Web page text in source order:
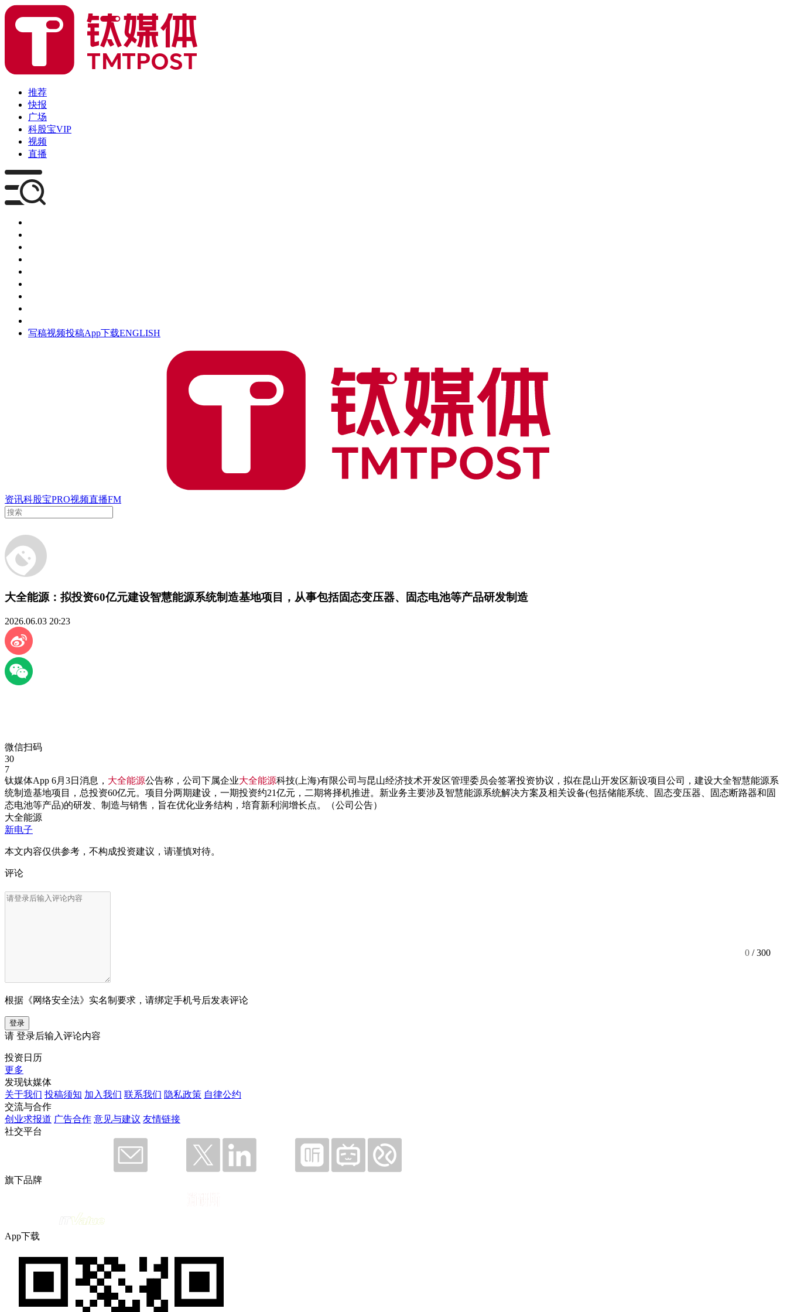
推荐
快报
广场
科股宝VIP
视频
直播
写稿视频投稿App下载ENGLISH
资讯科股宝PRO视频直播FM
大全能源：拟投资60亿元建设智慧能源系统制造基地项目，从事包括固态变压器、固态电池等产品研发制造
2026.06.03 20:23
微信扫码
30
7
钛媒体App 6月3日消息， 大全能源公告称，公司下属企业大全能源科技(上海)有限公司与昆山经济技术开发区管理委员会签署投资协议，拟在昆山开发区新设项目公司，建设大全智慧能源系
统制造基地项目，总投资60亿元。项目分两期建设，一期投资约21亿元，二期将择机推进。新业务主要涉及智慧能源系统解决方案及相关设备(包括储能系统、固态变压器、固态断路器和固
态电池等产品)的研发、制造与销售，旨在优化业务结构，培育新利润增长点。（公司公告）
大全能源
新电子
本文内容仅供参考，不构成投资建议，请谨慎对待。
评论
0 / 300
根据《网络安全法》实名制要求，请绑定手机号后发表评论
登录
请 登录后输入评论内容
投资日历
更多
发现钛媒体
关于我们 投稿须知 加入我们 联系我们 隐私政策 自律公约
交流与合作
创业求报道 广告合作 意见与建议 友情链接
社交平台
旗下品牌
App下载